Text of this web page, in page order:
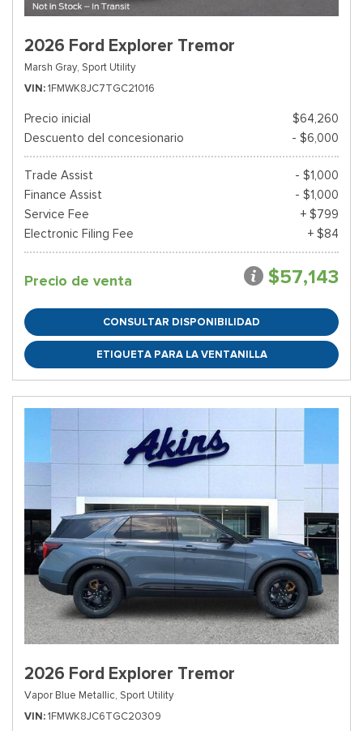
2026 Ford Explorer Tremor
Marsh Gray, Sport Utility
VIN 1FMWK8JC7TGC21016
Precio inicial
$64,260
Descuento del concesionario
- $6,000
Trade Assist
- $1,000
Finance Assist
- $1,000
Service Fee
+ $799
Electronic Filing Fee
+ $84
Precio de venta $57,143
CONSULTAR DISPONIBILIDAD
ETIQUETA PARA LA VENTANILLA
2026 Ford Explorer Tremor
Vapor Blue Metallic, Sport Utility
VIN 1FMWK8JC6TGC20309